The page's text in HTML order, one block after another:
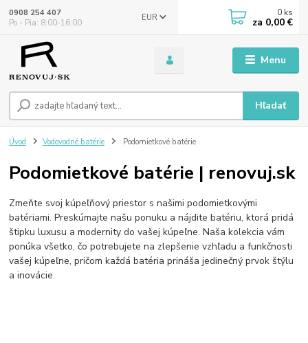
Menu
EUR
Hľadať
0908 254 407
Po - Pia: 8:00-16:00
0 ks
za 0,00 €
Úvod Vodovodné batérie Podomietkové batérie
Podomietkové batérie | renovuj.sk
Zmeňte svoj kúpeľňový priestor s našimi podomietkovými
batériami. Preskúmajte našu ponuku a nájdite batériu, ktorá pridá
štipku luxusu a modernity do vašej kúpeľne. Naša kolekcia vám
ponúka všetko, čo potrebujete na zlepšenie vzhľadu a funkčnosti
vašej kúpeľne, pričom každá batéria prináša jedinečný prvok štýlu
a inovácie.